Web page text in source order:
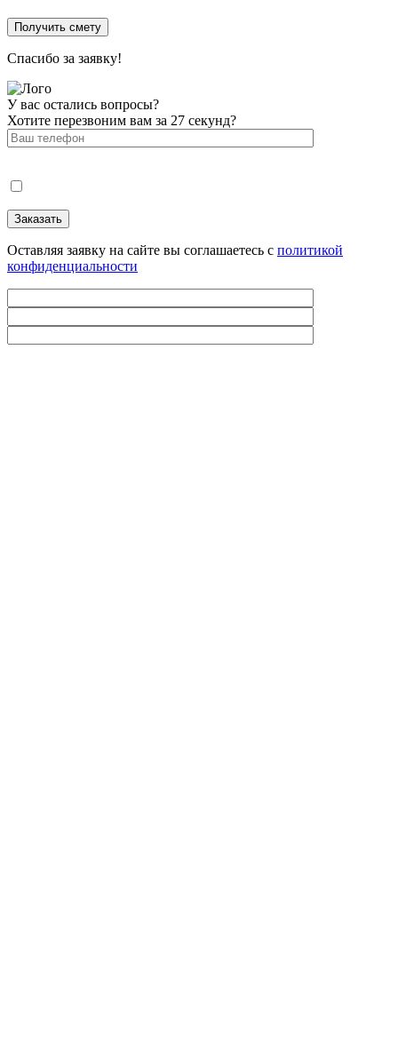
Спасибо за заявку!
У вас остались вопросы?
Хотите перезвоним вам за 27 секунд?
Оставляя заявку на сайте вы соглашаетесь с политикой
конфиденциальности